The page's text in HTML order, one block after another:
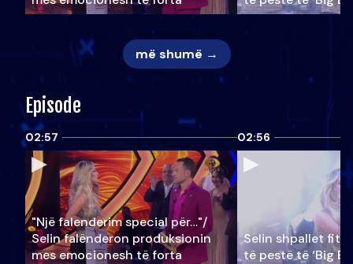
më shumë →
Episode
02:57
"Një falenderim special për…"/
Selin falënderon produksionin
mes emocionesh të forta
02:56
Selin shpallet
të pestë të ‘Big